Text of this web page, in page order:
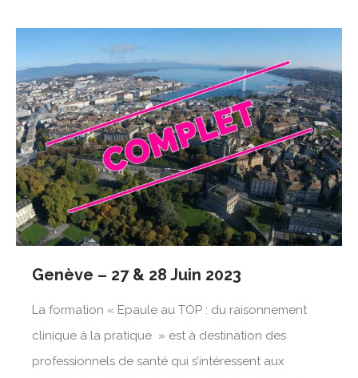
Genève – 27 & 28 Juin 2023
La formation « Epaule au TOP : du raisonnement
clinique à la pratique » est à destination des
professionnels de santé qui s’intéressent aux